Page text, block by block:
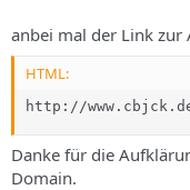
anbei mal der Link zur
HTML:
http://
Danke für die
Domain.